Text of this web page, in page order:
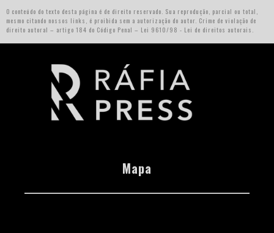
O conteúdo do texto desta página é de direito reservado. Sua reprodução, parcial ou total,
mesmo citando nossos links, é proibida sem a autorização do autor. Crime de violação de
direito autoral – artigo 184 do Código Penal – Lei 9610/98 - Lei de direitos autorais
Mapa